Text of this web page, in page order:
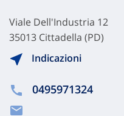
Viale Dell'Industria 12
35013 Cittadella (PD)
Indicazioni
0495971324